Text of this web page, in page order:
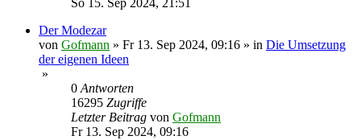
So 15. Sep 2024, 21:51
Der Modezar
von Gofmann » Fr 13. Sep 2024, 09:16 » in Die Umsetzung
der eigenen Ideen
»
0Antworten
16295 Zugriffe
Letzter Beitrag von Gofmann
Fr 13. Sep 2024, 09:16